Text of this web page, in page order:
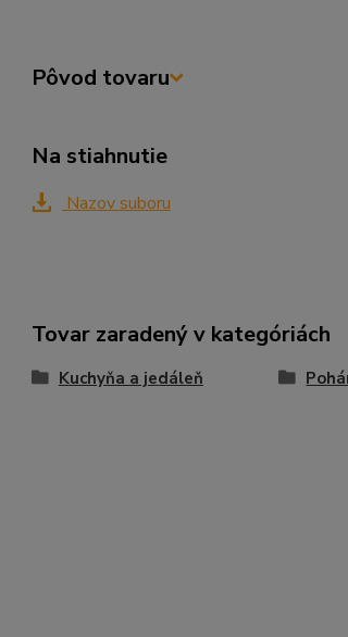
Pôvod tovaru
Na stiahnutie
Nazov suboru
Tovar zaradený v kategóriách
Kuchyňa a jedáleň